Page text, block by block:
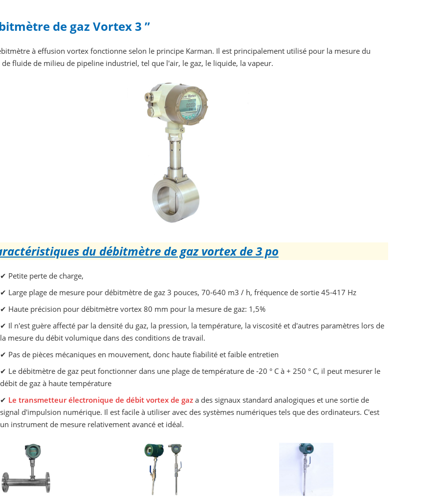
de gaz Vortex 3 ”
à effusion vortex fonctionne selon le principe Karman. Il est principalement utilisé pour la mesure du
fluide de milieu de pipeline industriel, tel que l'air, le gaz, le liquide, la vapeur.
du débitmètre de gaz vortex de 3 po
✔ Petite perte de charge,
✔ Large plage de mesure pour débitmètre de gaz 3 pouces, 70-640 m3 / h, fréquence de sortie 45-417 Hz
✔ Haute précision pour débitmètre vortex 80 mm pour la mesure de gaz: 1,5%
✔ Il n'est guère affecté par la densité du gaz, la pression, la température, la viscosité et d'autres paramètres lors de
la mesure du débit volumique dans des conditions de travail.
✔ Pas de pièces mécaniques en mouvement, donc haute fiabilité et faible entretien
✔ Le débitmètre de gaz peut fonctionner dans une plage de température de -20 ° C à + 250 ° C, il peut mesurer le
débit de gaz à haute température
✔ Le transmetteur électronique de débit vortex de gaz a des signaux standard analogiques et une sortie de
signal d'impulsion numérique. Il est facile à utiliser avec des systèmes numériques tels que des ordinateurs. C'est
un instrument de mesure relativement avancé et idéal.